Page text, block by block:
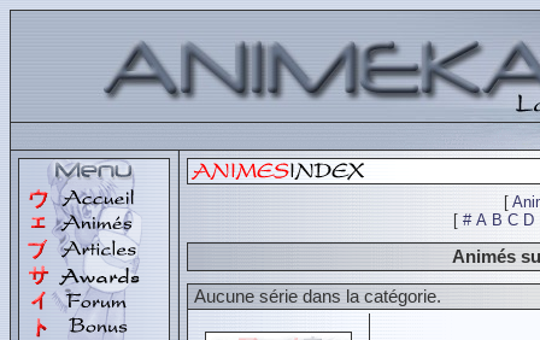
[
[ # A B C D
Animés
Aucune série dans la catégorie.